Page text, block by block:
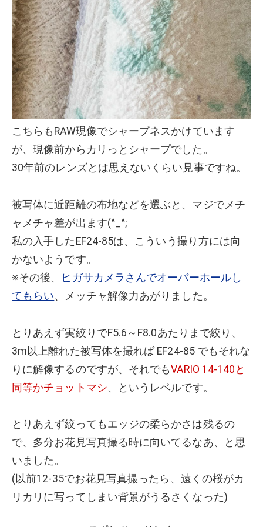
こちらもRAW現像でシャープネスかけています
が、現像前からカリっとシャープでした。
30年前のレンズとは思えないくらい見事ですね。
被写体に近距離の布地などを選ぶと、マジでメチ
ャメチャ差が出ます(^_^;
私の入手したEF24-85は、こういう撮り方には向
かないようです。
※その後、
ヒガサカメラさんでオーバーホールし
てもらい、メッチャ解像力あがりました。
とりあえず実絞りでF5.6～F8.0あたりまで絞り、
3m以上離れた被写体を撮れば EF24-85 でもそれな
りに解像するのですが、それでもVARIO 14-140と
同等かチョットマシ、というレベルです。
とりあえず絞ってもエッジの柔らかさは残るの
で、多分お花見写真撮る時に向いてるなあ、と思
いました。
(以前12-35でお花見写真撮ったら、遠くの桜がカ
リカリに写ってしまい背景がうるさくなった)